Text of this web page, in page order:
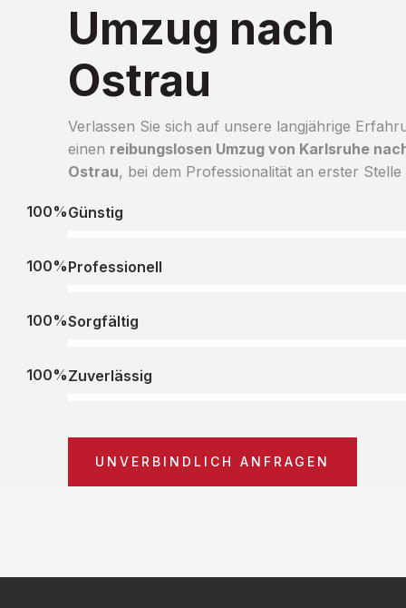
Umzug nach
Ostrau
Verlassen Sie sich auf unsere langjährige
einen reibungslosen Umzug von Karlsruhe
Ostrau, bei dem Professionalität an erster Stelle
Günstig
100%
Professionell
100%
Sorgfältig
100%
Zuverlässig
100%
UNVERBINDLICH ANFRAGEN